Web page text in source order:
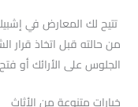
تتيح لك المعارض في
من حالته قبل اتخاذ قرار
الجلوس على الأرائك أو فتح
خيارات متنوعة من الأثاث